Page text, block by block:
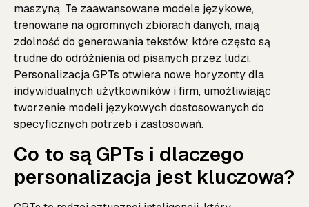
maszyną. Te zaawansowane modele językowe,
trenowane na ogromnych zbiorach danych, mają
zdolność do generowania tekstów, które często są
trudne do odróżnienia od pisanych przez ludzi.
Personalizacja GPTs otwiera nowe horyzonty dla
indywidualnych użytkowników i firm, umożliwiając
tworzenie modeli językowych dostosowanych do
specyficznych potrzeb i zastosowań.
Co to są GPTs i dlaczego
personalizacja jest kluczowa?